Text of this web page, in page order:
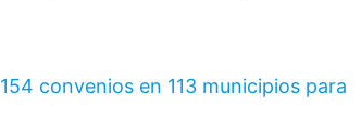
154 convenios en 113 municipios para